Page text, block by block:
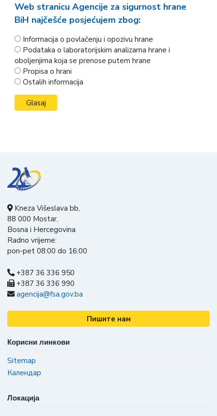
Web stranicu Agencije za sigurnost hrane
BiH najčešće posjećujem zbog:
Informacija o povlačenju i opozivu hrane
Podataka o laboratorijskim analizama hrane i
oboljenjima koja se prenose putem hrane
Propisa o hrani
Ostalih informacija
Kneza Višeslava bb,
88 000 Mostar,
Bosna i Hercegovina
Radno vrijeme:
pon-pet 08:00 do 16:00
+387 36 336 950
+387 36 336 990
agencija@fsa.gov.ba
Пишите нам
Корисни линкови
Sitemap
Календар
Локација